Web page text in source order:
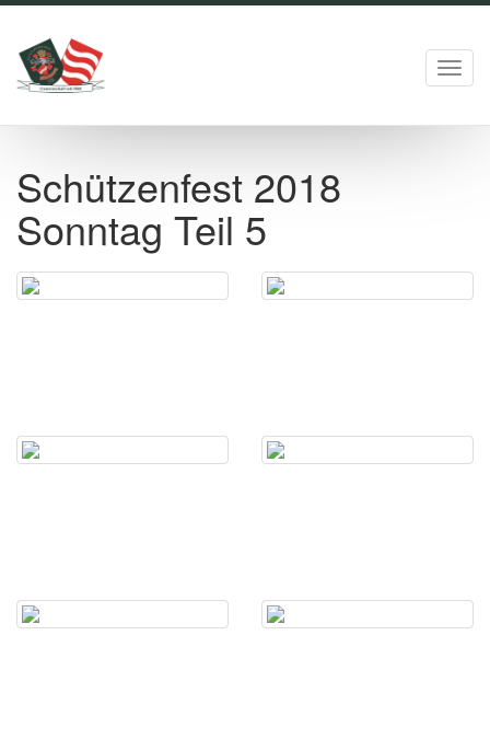
Schützenfest 2018
Sonntag Teil 5